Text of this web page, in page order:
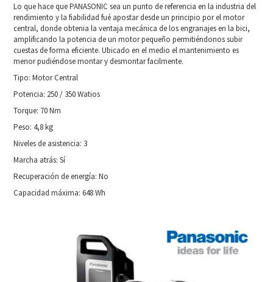
Lo que hace que PANASONIC sea un punto de referencia en la industria del
rendimiento y la fiabilidad fué apostar desde un principio por el motor
central, donde obtenia la ventaja mecánica de los engranajes en la bici,
amplificando la potencia de un motor pequeño permitiéndonos subir
cuestas de forma eficiente. Ubicado en el medio el mantenimiento es
menor pudiéndose montar y desmontar facilmente.
Tipo: Motor Central
Potencia: 250 / 350 Watios
Torque: 70 Nm
Peso: 4,8 kg
Niveles de asistencia: 3
Marcha atrás: Sí
Recuperación de energía: No
Capacidad máxima: 648 Wh